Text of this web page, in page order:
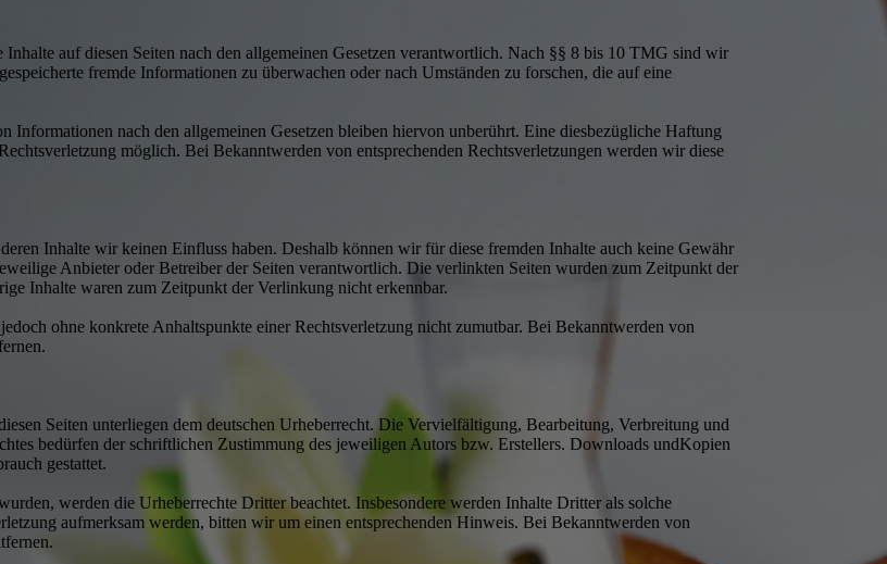
auf diesen Seiten nach den allgemeinen Gesetzen verantwortlich. Nach §§ 8 bis 10 TMG sind wir
fremde Informationen zu überwachen oder nach Umständen zu forschen, die auf eine
nach den allgemeinen Gesetzen bleiben hiervon unberührt. Eine diesbezügliche Haftung
möglich. Bei Bekanntwerden von entsprechenden Rechtsverletzungen werden wir diese
Inhalte wir keinen Einfluss haben. Deshalb können wir für diese fremden Inhalte auch keine Gewähr
Anbieter oder Betreiber der Seiten verantwortlich. Die verlinkten Seiten wurden zum Zeitpunkt der
Inhalte waren zum Zeitpunkt der Verlinkung nicht erkennbar.
ohne konkrete Anhaltspunkte einer Rechtsverletzung nicht zumutbar. Bei Bekanntwerden von
Seiten unterliegen dem deutschen Urheberrecht. Die Vervielfältigung, Bearbeitung, Verbreitung und
bedürfen der schriftlichen Zustimmung des jeweiligen Autors bzw. Erstellers. Downloads undKopien
gestattet.
werden die Urheberrechte Dritter beachtet. Insbesondere werden Inhalte Dritter als solche
aufmerksam werden, bitten wir um einen entsprechenden Hinweis. Bei Bekanntwerden von